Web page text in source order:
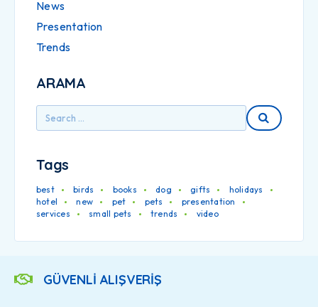
News
Presentation
Trends
ARAMA
Tags
best birds books dog gifts
holidays
hotel
new pet pets
presentation
services
small pets trends video
GÜVENLİ ALIŞVERİŞ